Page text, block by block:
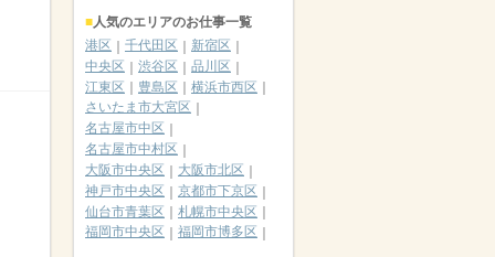
人気のエリアのお仕事一覧
港区
千代田区
新宿区
中央区
渋谷区
品川区
江東区
豊島区
横浜市西区
さいたま市大宮区
名古屋市中区
名古屋市中村区
大阪市中央区
大阪市北区
神戸市中央区
京都市下京区
仙台市青葉区
札幌市中央区
福岡市中央区
福岡市博多区